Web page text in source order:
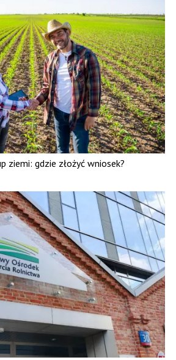
ziemi: gdzie złożyć wniosek?